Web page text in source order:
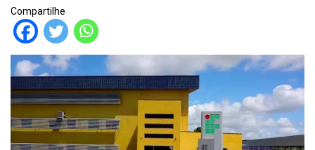
Compartilhe